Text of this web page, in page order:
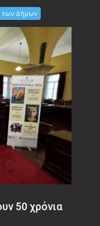
των Δήμων
50 χρόνια